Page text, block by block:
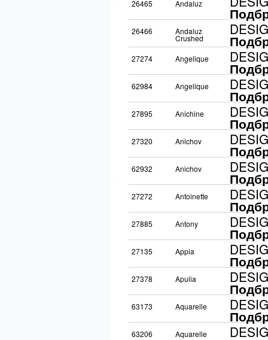
26465 Andaluz
26466 Andaluz
Crushed
27274 Angelique
62984 Angelique
27895 Anichine
27320 Anichov
62932 Anichov
27272 Antoinette
27885 Antony
27135 Appia
27378 Apulia
63173 Aquarelle
63206 Aquarelle